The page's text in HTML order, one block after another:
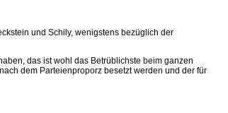
und Schily, wenigstens bezüglich der
das ist wohl das Betrüblichste beim ganzen
dem Parteienproporz besetzt werden und der für